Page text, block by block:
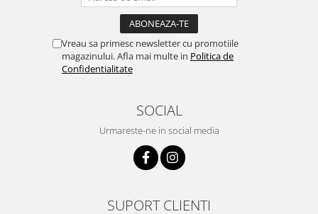
Vreau sa primesc newsletter cu promotiile
magazinului. Afla mai multe in Politica de
Confidentialitate
SOCIAL
Urmareste-ne in social media
SUPORT CLIENTI